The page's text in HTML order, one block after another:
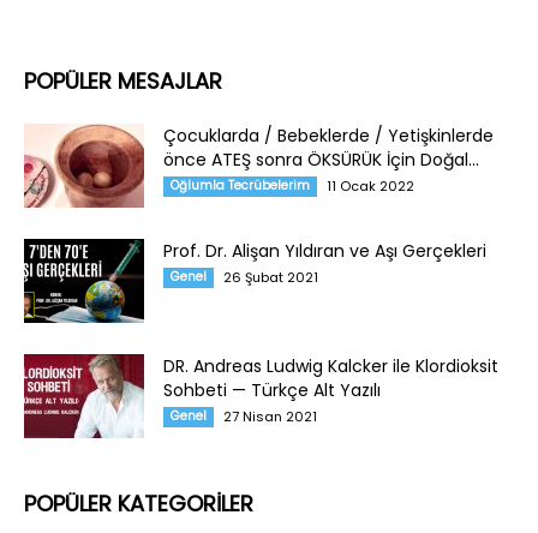
POPÜLER MESAJLAR
Çocuklarda / Bebeklerde / Yetişkinlerde
önce ATEŞ sonra ÖKSÜRÜK İçin Doğal...
Oğlumla Tecrübelerim 11 Ocak 2022
Prof. Dr. Alişan Yıldıran ve Aşı Gerçekleri
Genel 26 Şubat 2021
DR. Andreas Ludwig Kalcker ile Klordioksit
Sohbeti — Türkçe Alt Yazılı
Genel 27 Nisan 2021
POPÜLER KATEGORİLER